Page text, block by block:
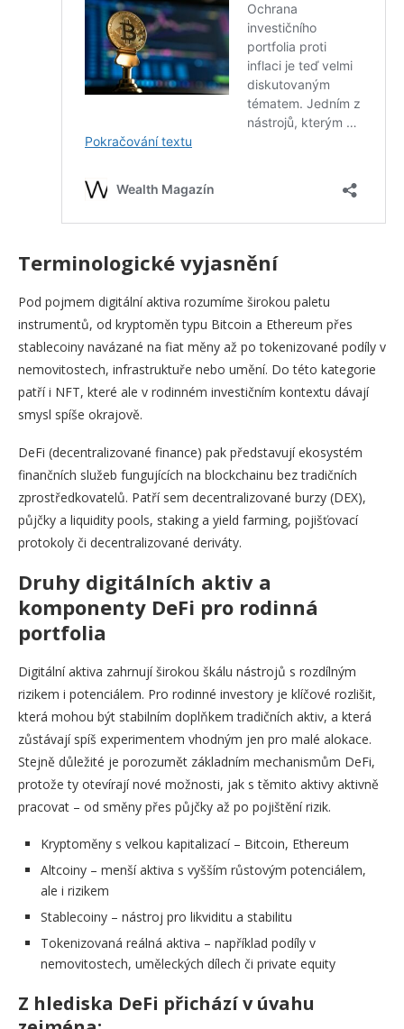
Terminologické vyjasnění
Pod pojmem digitální aktiva rozumíme širokou paletu
instrumentů, od kryptoměn typu Bitcoin a Ethereum přes
stablecoiny navázané na fiat měny až po tokenizované podíly v
nemovitostech, infrastruktuře nebo umění. Do této kategorie
patří i NFT, které ale v rodinném investičním kontextu dávají
smysl spíše okrajově.
DeFi (decentralizované finance) pak představují ekosystém
finančních služeb fungujících na blockchainu bez tradičních
zprostředkovatelů. Patří sem decentralizované burzy (DEX),
půjčky a liquidity pools, staking a yield farming, pojišťovací
protokoly či decentralizované deriváty.
Druhy digitálních aktiv a
komponenty DeFi pro rodinná
portfolia
Digitální aktiva zahrnují širokou škálu nástrojů s rozdílným
rizikem i potenciálem. Pro rodinné investory je klíčové rozlišit,
která mohou být stabilním doplňkem tradičních aktiv, a která
zůstávají spíš experimentem vhodným jen pro malé alokace.
Stejně důležité je porozumět základním mechanismům DeFi,
protože ty otevírají nové možnosti, jak s těmito aktivy aktivně
pracovat – od směny přes půjčky až po pojištění rizik.
Kryptoměny s velkou kapitalizací – Bitcoin, Ethereum
Altcoiny – menší aktiva s vyšším růstovým potenciálem,
ale i rizikem
Stablecoiny – nástroj pro likviditu a stabilitu
Tokenizovaná reálná aktiva – například podíly v
nemovitostech, uměleckých dílech či private equity
Z hlediska DeFi přichází v úvahu